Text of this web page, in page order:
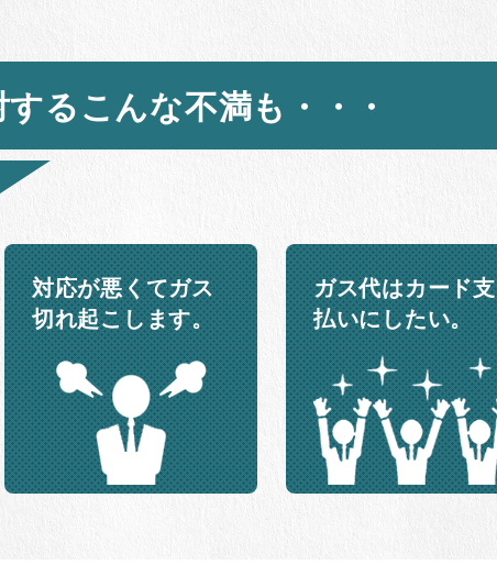
るこんな不満も・・・
対応が悪くてガス
切れ起こします。
ガス代はカード支
払いにしたい。